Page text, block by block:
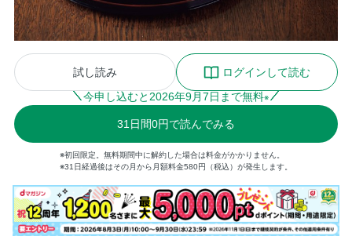
試し読み
ログインして読む
今申し込むと 2026年9月7日まで無料※
31 日間0円で読んでみる
※初回限定。無料期間中に解約した場合は料金がかかりません。
※31日経過後はその月から月額料金580円（税込）が発生します。